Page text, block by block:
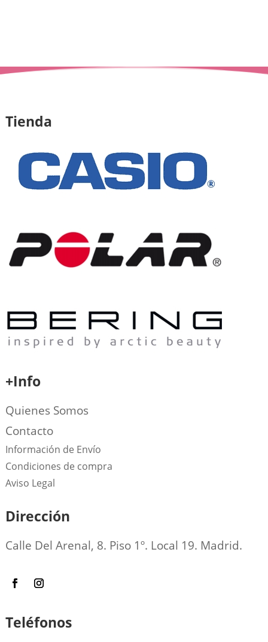
Tienda
+Info
Quienes Somos
Contacto
Información de Envío
Condiciones de compra
Aviso Legal
Dirección
Calle Del Arenal, 8. Piso 1º. Local 19. Madrid.
Teléfonos